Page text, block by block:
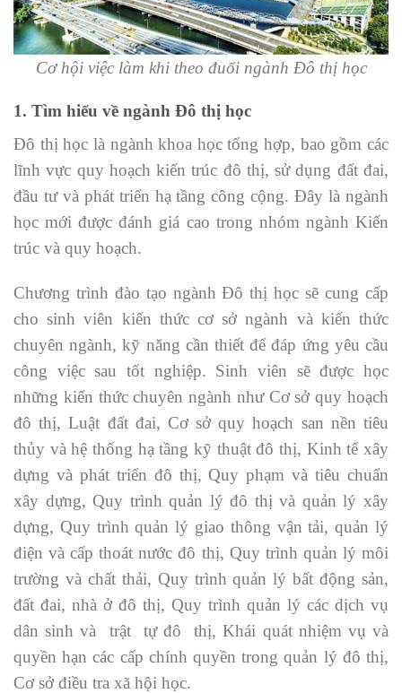
Cơ hội việc làm khi theo đuổi ngành Đô thị học
1. Tìm hiểu về ngành Đô thị học
Đô thị học là ngành khoa học tổng hợp, bao gồm các
lĩnh vực quy hoạch kiến trúc đô thị, sử dụng đất đai,
đầu tư và phát triển hạ tầng công cộng. Đây là ngành
học mới được đánh giá cao trong nhóm ngành Kiến
trúc và quy hoạch.
Chương trình đào tạo ngành Đô thị học sẽ cung cấp
cho sinh viên kiến thức cơ sở ngành và kiến thức
chuyên ngành, kỹ năng cần thiết để đáp ứng yêu cầu
công việc sau tốt nghiệp. Sinh viên sẽ được học
những kiến thức chuyên ngành như Cơ sở quy hoạch
đô thị, Luật đất đai, Cơ sở quy hoạch san nền tiêu
thủy và hệ thống hạ tầng kỹ thuật đô thị, Kinh tế xây
dựng và phát triển đô thị, Quy phạm và tiêu chuẩn
xây dựng, Quy trình quản lý đô thị và quản lý xây
dựng, Quy trình quản lý giao thông vận tải, quản lý
điện và cấp thoát nước đô thị, Quy trình quản lý môi
trường và chất thải, Quy trình quản lý bất động sản,
đất đai, nhà ở đô thị, Quy trình quản lý các dịch vụ
dân sinh và trật tự đô thị, Khái quát nhiệm vụ và
quyền hạn các cấp chính quyền trong quản lý đô thị,
Cơ sở điều tra xã hội học.